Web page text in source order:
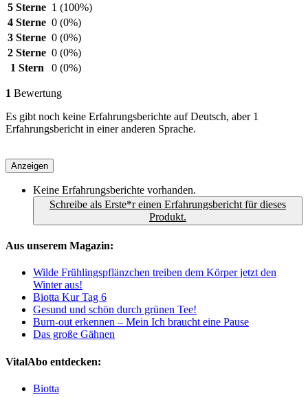
5 Sterne 1 (100%)
4 Sterne 0 (0%)
3 Sterne 0 (0%)
2 Sterne 0 (0%)
1 Stern
0 (0%)
1 Bewertung
Es gibt noch keine Erfahrungsberichte auf Deutsch, aber 1
Erfahrungsbericht in einer anderen Sprache.
Anzeigen
Keine Erfahrungsberichte vorhanden.
Schreibe als Erste*r einen Erfahrungsbericht für dieses
Produkt.
Aus unserem Magazin:
Wilde Frühlingspflänzchen treiben dem Körper jetzt den
Winter aus!
Biotta Kur Tag 6
Gesund und schön durch grünen Tee!
Burn-out erkennen – Mein Ich braucht eine Pause
Das große Gähnen
VitalAbo entdecken:
Biotta